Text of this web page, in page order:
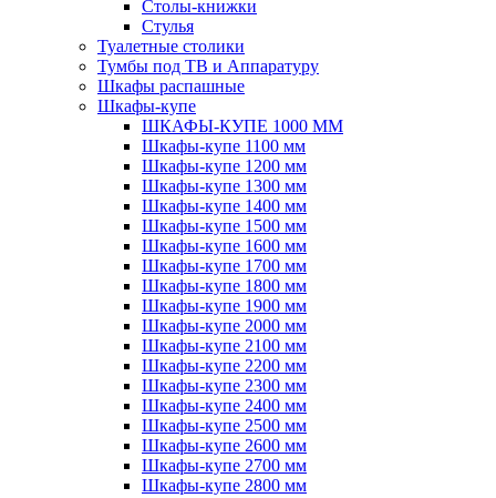
Столы-книжки
Стулья
Туалетные столики
Тумбы под ТВ и Аппаратуру
Шкафы распашные
Шкафы-купе
ШКАФЫ-КУПЕ 1000 ММ
Шкафы-купе 1100 мм
Шкафы-купе 1200 мм
Шкафы-купе 1300 мм
Шкафы-купе 1400 мм
Шкафы-купе 1500 мм
Шкафы-купе 1600 мм
Шкафы-купе 1700 мм
Шкафы-купе 1800 мм
Шкафы-купе 1900 мм
Шкафы-купе 2000 мм
Шкафы-купе 2100 мм
Шкафы-купе 2200 мм
Шкафы-купе 2300 мм
Шкафы-купе 2400 мм
Шкафы-купе 2500 мм
Шкафы-купе 2600 мм
Шкафы-купе 2700 мм
Шкафы-купе 2800 мм